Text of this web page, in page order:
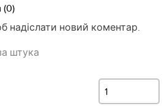
(0)
надіслати новий коментар.
штука